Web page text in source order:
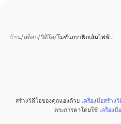
บ้าน/สต็อก/วิดีโอ/โมชั่นกราฟิกเส้นไฟฟ้…
พรีเมี่ยม
สร้างวิดีโอของคุณเองด้วย เครื่องมือสร้าง
ตระการตาโดยใช้ เครื่องมื